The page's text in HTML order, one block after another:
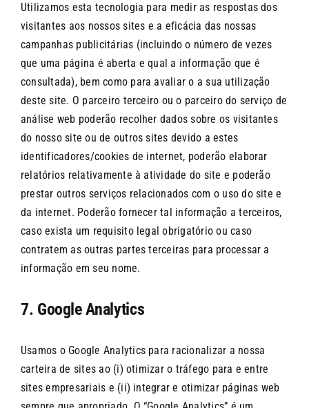
Utilizamos esta tecnologia para medir as respostas dos
visitantes aos nossos sites e a eficácia das nossas
campanhas publicitárias (incluindo o número de vezes
que uma página é aberta e qual a informação que é
consultada), bem como para avaliar o a sua utilização
deste site. O parceiro terceiro ou o parceiro do serviço de
análise web poderão recolher dados sobre os visitantes
do nosso site ou de outros sites devido a estes
identificadores/cookies de internet, poderão elaborar
relatórios relativamente à atividade do site e poderão
prestar outros serviços relacionados com o uso do site e
da internet. Poderão fornecer tal informação a terceiros,
caso exista um requisito legal obrigatório ou caso
contratem as outras partes terceiras para processar a
informação em seu nome.
7. Google Analytics
Usamos o Google Analytics para racionalizar a nossa
carteira de sites ao (i) otimizar o tráfego para e entre
sites empresariais e (ii) integrar e otimizar páginas web